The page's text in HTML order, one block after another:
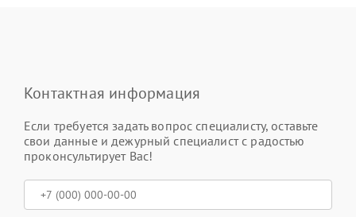
Контактная информация
Если требуется задать вопрос специалисту, оставьте
свои данные и дежурный специалист с радостью
проконсультирует Вас!